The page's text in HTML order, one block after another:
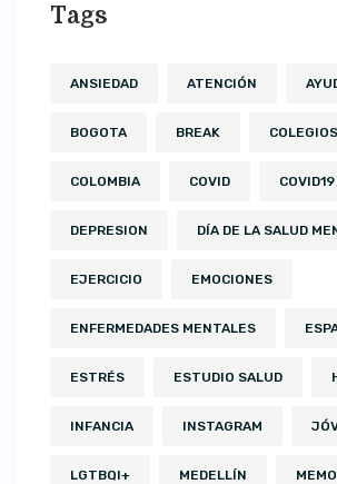
Tags
ANSIEDAD ATENCIÓN
BOGOTA BREAK COLEGIOS
COLOMBIA COVID COVID19
DEPRESION DÍA DE LA SALUD
EJERCICIO EMOCIONES
ENFERMEDADES MENTALES
ESTRÉS ESTUDIO SALUD
INFANCIA INSTAGRAM
LGTBQI+ MEDELLÍN